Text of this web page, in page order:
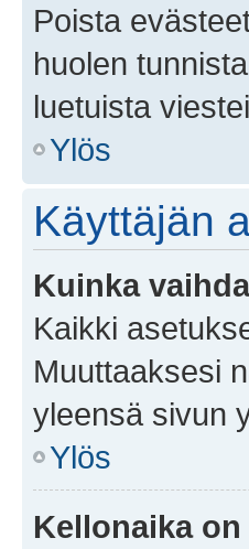
Poista
huolen
luetuista
Ylös
Käyttäjän
Kuinka
Kaikki
Muuttaaksesi
yleensä sivun
Ylös
Kellonaika on